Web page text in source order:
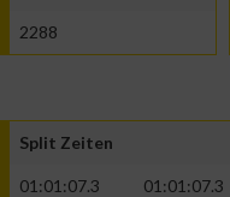
2288
Split Zeiten
01:01:07.3 01:01:07.3